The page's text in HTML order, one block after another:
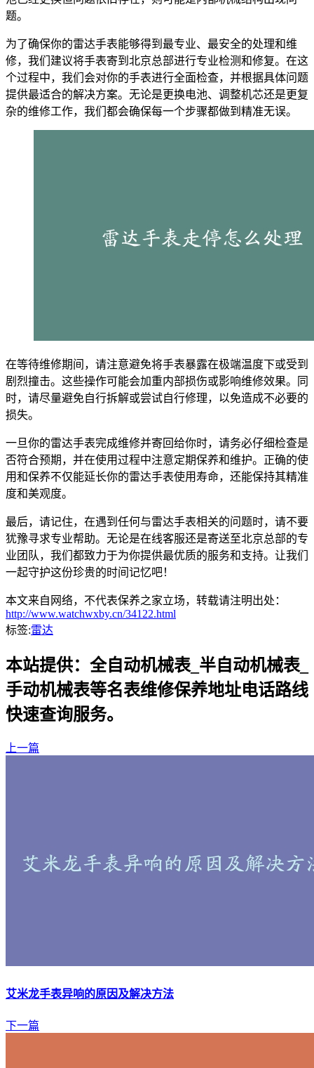
题。
为了确保你的雷达手表能够得到最专业、最安全的处理和维
修，我们建议将手表寄到北京总部进行专业检测和修复。在这
个过程中，我们会对你的手表进行全面检查，并根据具体问题
提供最适合的解决方案。无论是更换电池、调整机芯还是更复
杂的维修工作，我们都会确保每一个步骤都做到精准无误。
在等待维修期间，请注意避免将手表暴露在极端温度下或受到
剧烈撞击。这些操作可能会加重内部损伤或影响维修效果。同
时，请尽量避免自行拆解或尝试自行修理，以免造成不必要的
损失。
一旦你的雷达手表完成维修并寄回给你时，请务必仔细检查是
否符合预期，并在使用过程中注意定期保养和维护。正确的使
用和保养不仅能延长你的雷达手表使用寿命，还能保持其精准
度和美观度。
最后，请记住，在遇到任何与雷达手表相关的问题时，请不要
犹豫寻求专业帮助。无论是在线客服还是寄送至北京总部的专
业团队，我们都致力于为你提供最优质的服务和支持。让我们
一起守护这份珍贵的时间记忆吧！
本文来自网络，不代表保养之家立场，转载请注明出处：
http://www.watchwxby.cn/34122.html
标签:雷达
本站提供：全自动机械表_半自动机械表_
手动机械表等名表维修保养地址电话路线
快速查询服务。
上一篇
艾米龙手表异响的原因及解决方法
下一篇